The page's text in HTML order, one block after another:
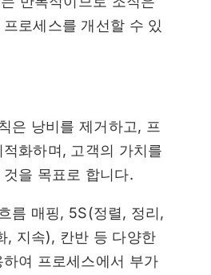
로세스를 개선할 수 있
은 낭비를 제거하고, 프
적화하며, 고객의 가치를
을 목표로 합니다.
름 매핑, 5S(정렬, 정리,
, 지속), 칸반 등 다양한
하여 프로세스에서 부가